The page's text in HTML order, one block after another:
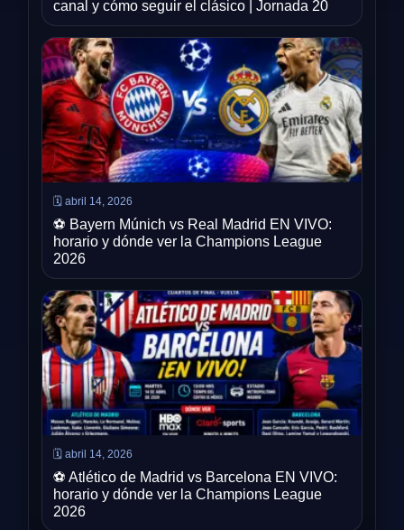
canal y cómo seguir el clásico | Jornada 20
🗓️ abril 14, 2026
⚽ Bayern Múnich vs Real Madrid EN VIVO:
horario y dónde ver la Champions League
2026
🗓️ abril 14, 2026
⚽ Atlético de Madrid vs Barcelona EN VIVO:
horario y dónde ver la Champions League
2026